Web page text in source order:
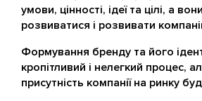
умови, цінності, ідеї та цілі, а
розвиватися і розвивати
Формування бренду та його
кропітливий і нелегкий процес,
присутність компанії на ринку